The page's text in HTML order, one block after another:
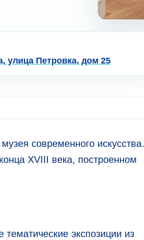
улица Петровка, дом 25
современного искусства.
XVIII века, построенном
экспозиции из